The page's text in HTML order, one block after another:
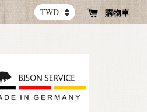
購物車